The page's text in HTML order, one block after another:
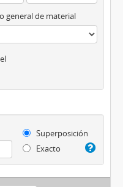
general de material
Superposición
Exacto